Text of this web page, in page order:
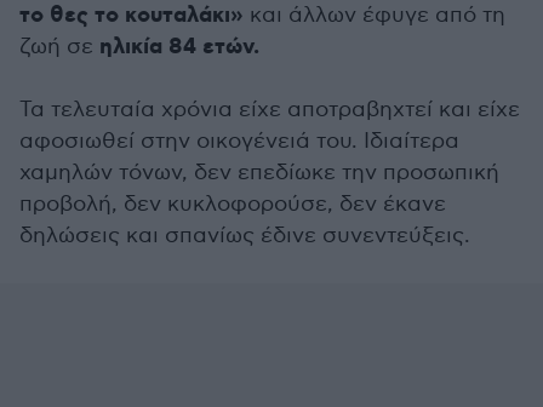
το θες το κουταλάκι» και άλλων έφυγε από τη
ζωή σε ηλικία 84 ετών.
Τα τελευταία χρόνια είχε αποτραβηχτεί και είχε
αφοσιωθεί στην οικογένειά του. Ιδιαίτερα
χαμηλών τόνων, δεν επεδίωκε την προσωπική
προβολή, δεν κυκλοφορούσε, δεν έκανε
δηλώσεις και σπανίως έδινε συνεντεύξεις.